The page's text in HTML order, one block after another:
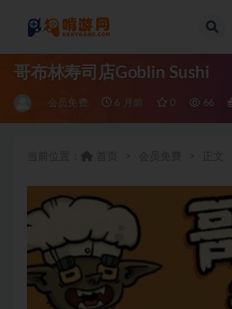
哥布林寿司店Goblin Sushi
会员免费 6 月前 0 66